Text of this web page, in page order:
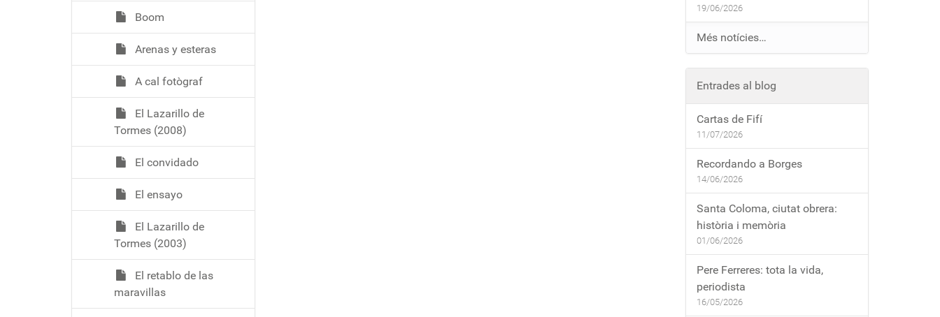
Boom
Arenas y esteras
A cal fotògraf
El Lazarillo de
Tormes (2008)
El convidado
El ensayo
El Lazarillo de
Tormes (2003)
El retablo de las
maravillas
19/06/2026
Més notícies…
Entrades al blog
Cartas de Fifí
11/07/2026
Recordando a Borges
14/06/2026
Santa Coloma, ciutat obrera:
història i memòria
01/06/2026
Pere Ferreres: tota la vida,
periodista
16/05/2026